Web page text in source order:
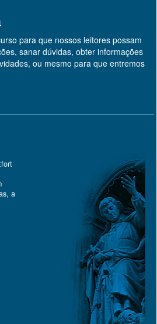
para que nossos leitores possam
sanar dúvidas, obter informações
ou mesmo para que entremos
a